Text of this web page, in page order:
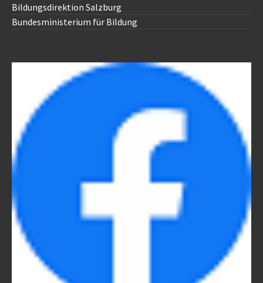
Bildungsdirektion Salzburg
Bundesministerium für Bildung